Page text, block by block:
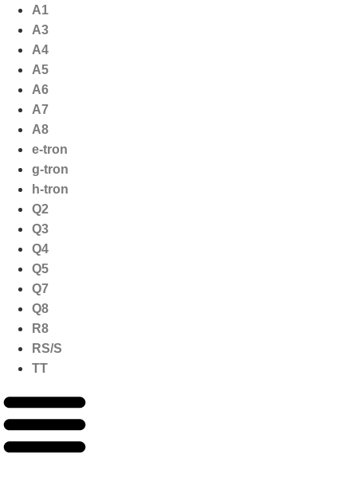
naar
inhoud
A1
A3
A4
A5
A6
A7
A8
e-tron
g-tron
h-tron
Q2
Q3
Q4
Q5
Q7
Q8
R8
RS/S
TT